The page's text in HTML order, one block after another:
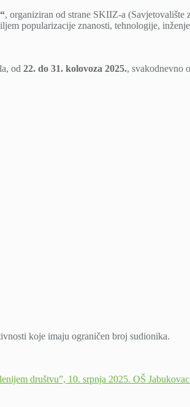
, organiziran od strane SKIIZ-a
popularizacije znanosti, tehnologije,
od 22. do 31. kolovoza 2025., svakodnevno
koje imaju ograničen broj sudionika.
društvu”, 10. srpnja 2025. OŠ